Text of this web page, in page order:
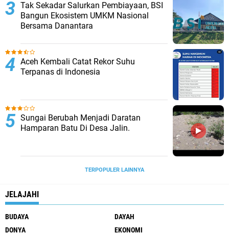
Tak Sekadar Salurkan Pembiayaan, BSI
Bangun Ekosistem UMKM Nasional
Bersama Danantara
Aceh Kembali Catat Rekor Suhu
Terpanas di Indonesia
Sungai Berubah Menjadi Daratan
Hamparan Batu Di Desa Jalin.
TERPOPULER LAINNYA
JELAJAHI
BUDAYA
DAYAH
DONYA
EKONOMI